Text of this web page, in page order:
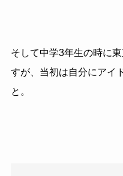
そして中学3年生の時に
すが、当初は自分にアイ
と。